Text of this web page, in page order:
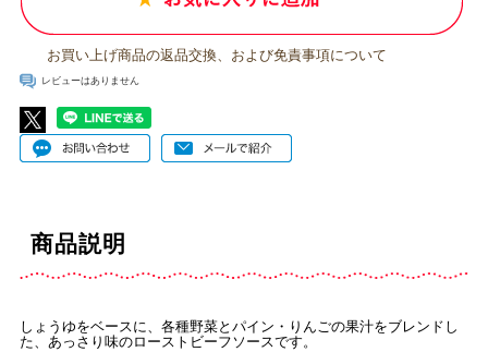
お買い上げ商品の返品交換、および免責事項について
レビューはありません
商品説明
しょうゆをベースに、各種野菜とパイン・りんごの果汁をブレンドし
た、あっさり味のローストビーフソースです。